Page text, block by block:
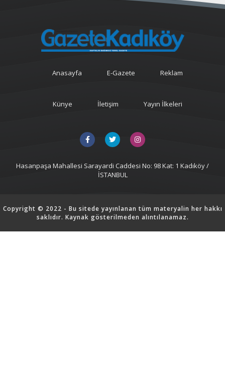
Anasayfa E-Gazete Reklam
Künye İletişim Yayın İlkeleri
Hasanpaşa Mahallesi Sarayardi Caddesi No: 98 Kat: 1 Kadıköy /
İSTANBUL
Copyright © 2022 - Bu sitede yayınlanan tüm materyalin her hakkı
saklıdır. Kaynak gösterilmeden alıntılanamaz.